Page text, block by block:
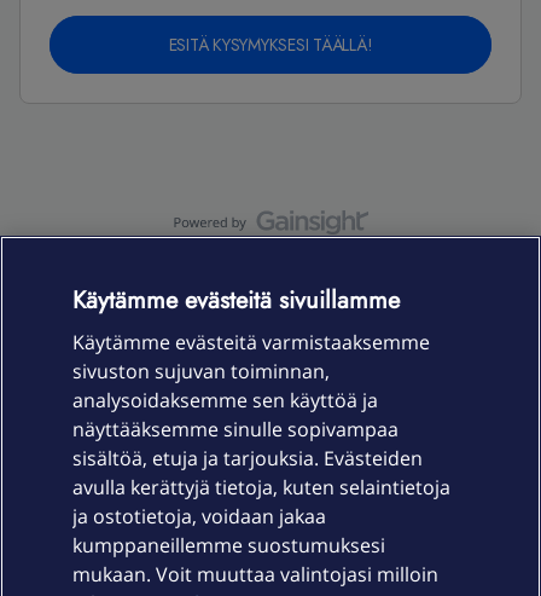
ESITÄ KYSYMYKSESI TÄÄLLÄ!
Laitteet & liittymät
Palvelut
Käytämme evästeitä sivuillamme
Käytämme evästeitä varmistaaksemme
sivuston sujuvan toiminnan,
analysoidaksemme sen käyttöä ja
näyttääksemme sinulle sopivampaa
sisältöä, etuja ja tarjouksia. Evästeiden
avulla kerättyjä tietoja, kuten selaintietoja
ja ostotietoja, voidaan jakaa
kumppaneillemme suostumuksesi
mukaan. Voit muuttaa valintojasi milloin